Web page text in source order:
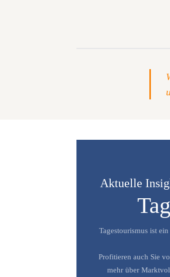
Aktuelle
Tagestourismus ist
Profitieren auch Sie
mehr über